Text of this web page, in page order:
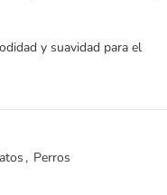
y suavidad para el
, Perros